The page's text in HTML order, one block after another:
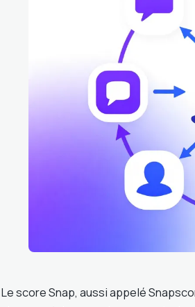
Le score Snap, aussi appelé